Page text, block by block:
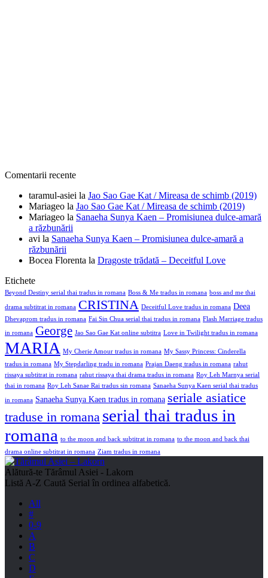
Comentarii recente
taramul-asiei la Jao Sao Gae Kat / Mireasa de schimb (2019)
Mariageo la Jao Sao Gae Kat / Mireasa de schimb (2019)
Mariageo la Sanaeha Sunya Kaen – Promisiunea dulce-amară
a răzbunării
avi la Sanaeha Sunya Kaen – Promisiunea dulce-amară a
răzbunării
Bocea Florenta la Dragoste trădată – Deceitful Love
Etichete
Beyond Destiny serial thai tradus in romana Boss & Me tradus in romana boss and me thai
drama subtitrat in romana CRISTINA Deceitful Love tradus in romana Deea
Dhevaprom tradus in romana Fai Sin Chua serial thai tradus in romana Flash Marriage tradus
in romana George Jao Sao Gae Kat online subtitra Love in Twilight tradus in romana
MARIA My Cherie Amour tradus in romana My Sassy Princess: Cinderella
tradus in romana My Stepdarling tradu in romana Prajan Daeng tradus in romana rahut
rissaya subtitrat in romana rahut rissaya thai drama tradus in romana Roy Leh Marnya serial
thai in romana Roy Leh Sanae Rai tradus sin romana Sanaeha Sunya Kaen serial thai tradus
in romana Sanaeha Sunya Kaen tradus in romana seriale asiatice
traduse in romana serial thai tradus in
romana to the moon and back subtitrat in romana to the moon and back thai
drama online subtitrat in romana Ziam tradus in romana
Alătură-te Tărâmul Asiei - Lakorn
Listă A-Z Caută Serial în ordinea alfabetică.
All
#
0-9
A
B
C
D